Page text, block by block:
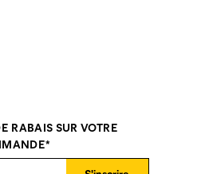
RABAIS SUR VOTRE